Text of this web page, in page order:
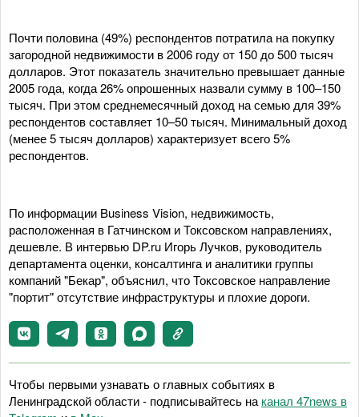
Почти половина (49%) респондентов потратила на покупку
загородной недвижимости в 2006 году от 150 до 500 тысяч
долларов. Этот показатель значительно превышает данные
2005 года, когда 26% опрошенных назвали сумму в 100–150
тысяч. При этом среднемесячный доход на семью для 39%
респондентов составляет 10–50 тысяч. Минимальный доход
(менее 5 тысяч долларов) характеризует всего 5%
респондентов.
По информации Business Vision, недвижимость,
расположенная в Гатчинском и Токсовском направлениях,
дешевле. В интервью DP.ru Игорь Лучков, руководитель
департамента оценки, консалтинга и аналитики группы
компаний "Бекар", объяснил, что Токсовское направление
"портит" отсутствие инфраструктуры и плохие дороги.
Чтобы первыми узнавать о главных событиях в
Ленинградской области - подписывайтесь на канал 47news в